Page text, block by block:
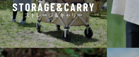
STORAGE&CARRY
ストレージ＆キャリー